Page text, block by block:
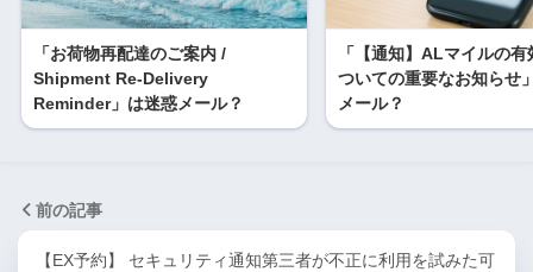
「お荷物再配達のご案内 /
Shipment Re-Delivery
Reminder」は迷惑メール？
「【通知】ALマイルの
ついての重要なお知らせ
メール？
前の記事
【EX予約】 セキュリティ通知第三者が不正に利用を試みた可